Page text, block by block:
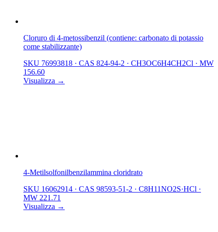
Cloruro di 4-metossibenzil (contiene: carbonato di potassio
come stabilizzante)
SKU 76993818 · CAS 824-94-2 · CH3OC6H4CH2Cl · MW
156.60
Visualizza →
4-Metilsolfonilbenzilammina cloridrato
SKU 16062914 · CAS 98593-51-2 · C8H11NO2S·HCl ·
MW 221.71
Visualizza →